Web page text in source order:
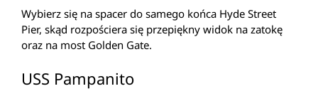
Wybierz się na spacer do samego końca Hyde Street
Pier, skąd rozpościera się przepiękny widok na zatokę
oraz na most Golden Gate.
USS Pampanito